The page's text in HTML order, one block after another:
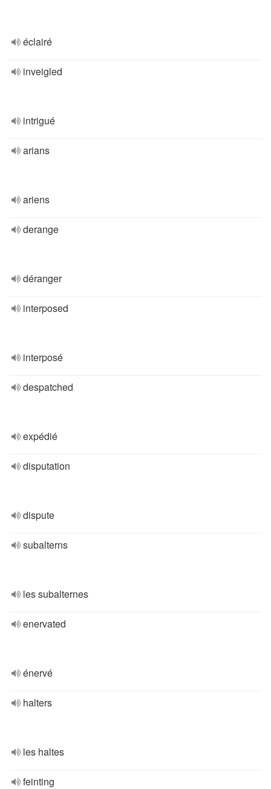
éclairé
inveigled
intrigué
arians
ariens
derange
déranger
interposed
interposé
despatched
expédié
disputation
dispute
subalterns
les subalternes
enervated
énervé
halters
les haltes
feinting